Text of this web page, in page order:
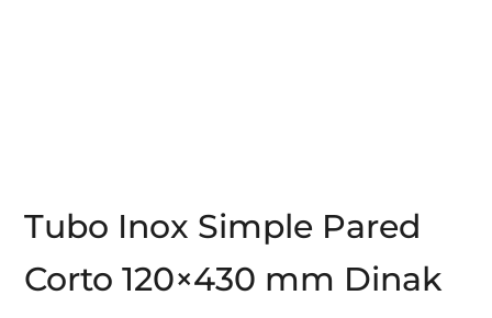
Tubo Inox Simple Pared
Corto 120×430 mm Dinak